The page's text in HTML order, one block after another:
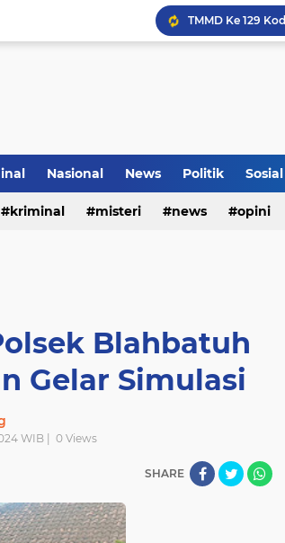
Rumah Bapak
Nasional News Politik Sosial
kriminal misteri news opini
Blahbatuh
Gelar Simulasi
WIB | 0Views
SHARE